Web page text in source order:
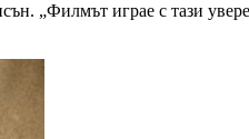
„Филмът играе с тази